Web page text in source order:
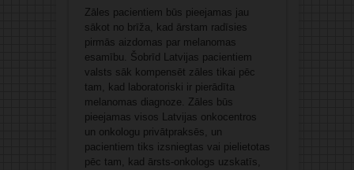
Zāles pacientiem būs pieejamas jau
sākot no brīža, kad ārstam radīsies
pirmās aizdomas par melanomas
esamību. Šobrīd Latvijas pacientiem
valsts sāk kompensēt zāles tikai pēc
tam, kad laboratoriski ir pierādīta
melanomas diagnoze. Zāles būs
pieejamas visos Latvijas onkocentros
un onkologu privātpraksēs, un
pacientiem tiks izsniegtas vai pielietotas
pēc tam, kad ārsts-onkologs uzskatīs,